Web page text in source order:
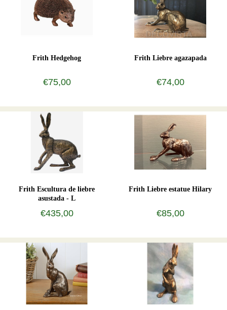
Frith Hedgehog
€75,00
Frith Liebre agazapada
€74,00
Frith Escultura de liebre
asustada - L
€435,00
Frith Liebre estatue Hilary
€85,00